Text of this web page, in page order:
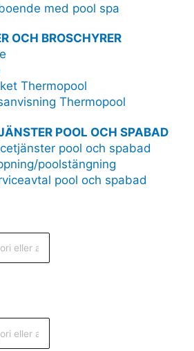
med pool spa
OCH BROSCHYRER
Thermopool
Thermopool
POOL OCH SPABAD
pool och spabad
poolstängning
pool och spabad